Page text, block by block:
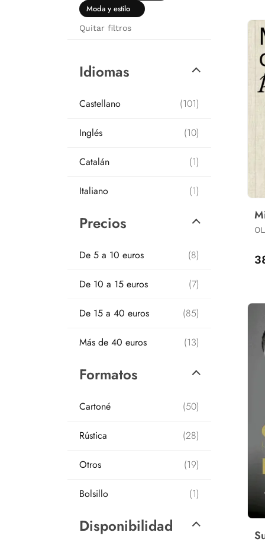
Moda y estilo
Quitar filtros
Idiomas
Castellano (101)
Inglés (10)
Catalán (1)
Italiano (1)
Precios
De 5 a 10 euros (8)
De 10 a 15 euros (7)
De 15 a 40 euros (85)
Más de 40 euros (13)
Formatos
Cartoné (50)
Rústica (28)
Otros (19)
Bolsillo (1)
Disponibilidad